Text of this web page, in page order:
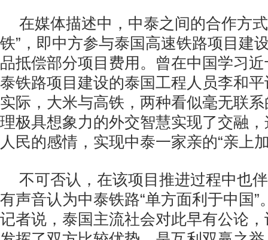
在媒体描述中，中泰之间的合作方
铁”，即中方参与泰国高速铁路项目建
品抵偿部分项目费用。曾在中国学习
泰铁路项目建设的泰国工程人员李和
实际，大米与高铁，两种看似毫无联
理极具想象力的外交智慧实现了交融
人民的感情，实现中泰一家亲的“亲上
不可否认，在该项目推进过程中也
有声音认为中泰铁路“单方面利于中国”
记者说，泰国主流社会对此早有公论